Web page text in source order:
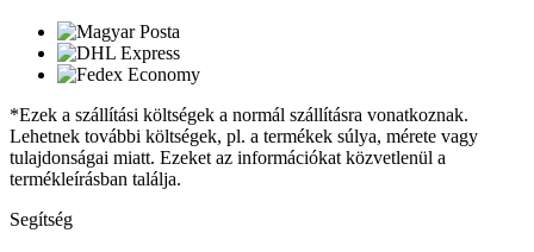
*Ezek a szállítási költségek a normál szállításra vonatkoznak.
Lehetnek további költségek, pl. a termékek súlya, mérete vagy
tulajdonságai miatt. Ezeket az információkat közvetlenül a
termékleírásban találja.
Segítség